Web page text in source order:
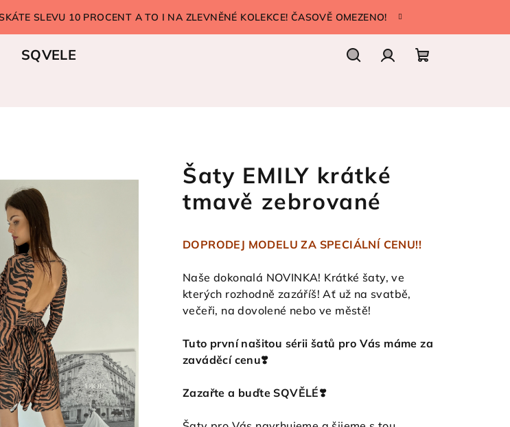
SLEVU 10 PROCENT A TO I NA ZLEVNĚNÉ KOLEKCE! ČASOVĚ OMEZENO!
SQVELE
Šaty EMILY krátké
tmavě zebrované
DOPRODEJ MODELU ZA SPECIÁLNÍ CENU!!
Naše dokonalá NOVINKA! Krátké šaty, ve
kterých rozhodně zazáříš! Ať už na svatbě,
večeři, na dovolené nebo ve městě!
Tuto první našitou sérii šatů pro Vás máme za
zaváděcí cenu❣️
Zazařte a buďte SQVĚLÉ❣️